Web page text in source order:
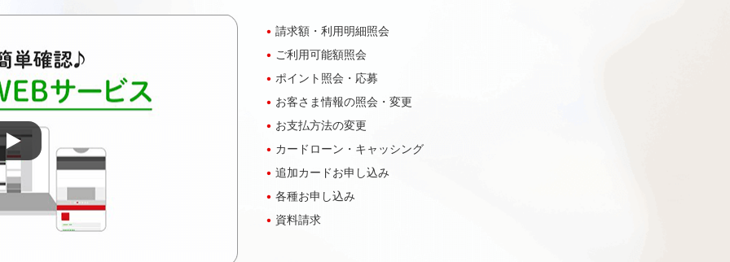
請求額・利用明細照会
ご利用可能額照会
ポイント照会・応募
お客さま情報の照会・変更
お支払方法の変更
カードローン・キャッシング
追加カードお申し込み
各種お申し込み
資料請求